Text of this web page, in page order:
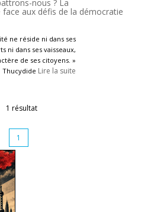
nous ? La
aux défis de la démocratie
ne réside ni dans ses
ni dans ses vaisseaux,
de ses citoyens. »
Thucydide Lire la suite
1 résultat
1